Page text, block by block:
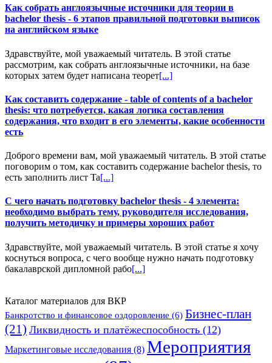
Как собрать англоязычные источники для теории в
bachelor thesis - 6 этапов правильной подготовки выписок
на английском языке
Здравствуйте, мой уважаемый читатель. В этой статье
рассмотрим, как собрать англоязычные источники, на базе
которых затем будет написана теорет[...]
Как составить содержание - table of contents of a bachelor
thesis: что потребуется, какая логика составления
содержания, что входит в его элементы, какие особенности
есть
Доброго времени вам, мой уважаемый читатель. В этой статье
поговорим о том, как составить содержание bachelor thesis, то
есть заполнить лист Ta[...]
С чего начать подготовку bachelor thesis - 4 элемента:
необходимо выбрать тему, руководителя исследования,
получить методичку и примеры хороших работ
Здравствуйте, мой уважаемый читатель. В этой статье я хочу
коснуться вопроса, с чего вообще нужно начать подготовку
бакалаврской дипломной рабо[...]
Каталог материалов для ВКР
Банкротство и финансовое оздоровление (6) Бизнес-план
(21) Ликвидность и платёжеспособность (12)
Маркетинговые исследования (8) Мероприятия